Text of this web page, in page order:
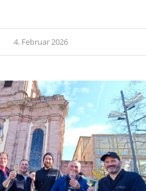
4. Februar 2026